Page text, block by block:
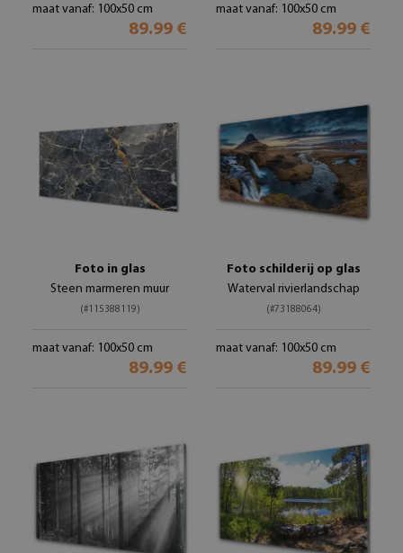
maat vanaf: 100x50 cm
89.99 €
maat vanaf: 100x50 cm
89.99 €
Foto in glas
Steen marmeren muur
(#115388119)
maat vanaf: 100x50 cm
89.99 €
Foto schilderij op glas
Waterval rivierlandschap
(#73188064)
maat vanaf: 100x50 cm
89.99 €